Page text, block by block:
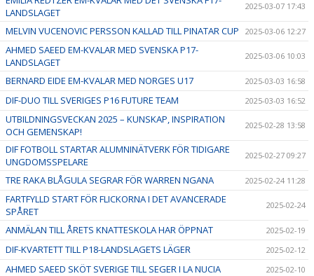
LANDSLAGET
2025-03-07 17:43
MELVIN VUCENOVIC PERSSON KALLAD TILL PINATAR CUP 2025-03-06 12:27
AHMED SAEED EM-KVALAR MED SVENSKA P17-
LANDSLAGET
2025-03-06 10:03
BERNARD EIDE EM-KVALAR MED NORGES U17 2025-03-03 16:58
DIF-DUO TILL SVERIGES P16 FUTURE TEAM 2025-03-03 16:52
UTBILDNINGSVECKAN 2025 – KUNSKAP, INSPIRATION
OCH GEMENSKAP!
2025-02-28 13:58
DIF FOTBOLL STARTAR ALUMNINÄTVERK FÖR TIDIGARE
UNGDOMSSPELARE
2025-02-27 09:27
TRE RAKA BLÅGULA SEGRAR FÖR WARREN NGANA 2025-02-24 11:28
FARTFYLLD START FÖR FLICKORNA I DET AVANCERADE
SPÅRET
2025-02-24
ANMÄLAN TILL ÅRETS KNATTESKOLA HAR ÖPPNAT 2025-02-19
DIF-KVARTETT TILL P18-LANDSLAGETS LÄGER 2025-02-12
AHMED SAEED SKÖT SVERIGE TILL SEGER I LA NUCIA 2025-02-10